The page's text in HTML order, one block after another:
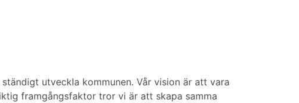
utveckla kommunen. Vår vision är att vara
framgångsfaktor tror vi är att skapa samma